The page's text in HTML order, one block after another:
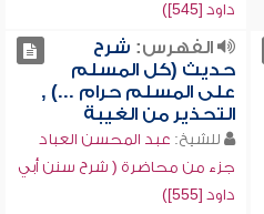
داود [545])
الفهرس: شرح
حديث (كل المسلم
على المسلم حرام ...) ,
التحذير من الغيبة
للشيخ: عبد المحسن العباد
جزء من محاضرة ( شرح سنن أبي
داود [555])